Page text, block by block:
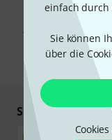
einfach durch
Sie können
über die
Mit Klick auf „Jetzt
Werbung und einer
Abmeldung ist
Sicher